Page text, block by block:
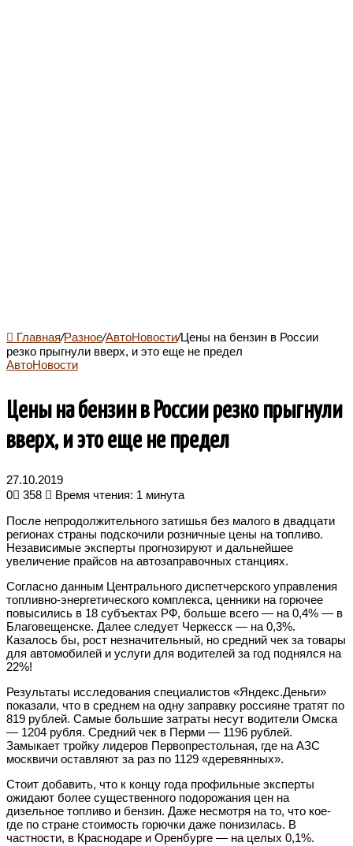
Главная/Разное/АвтоНовости/Цены на бензин в России
резко прыгнули вверх, и это еще не предел
АвтоНовости
Цены на бензин в России резко прыгнули
вверх, и это еще не предел
27.10.2019
0
358
Время чтения: 1 минута
После непродолжительного затишья без малого в двадцати
регионах страны подскочили розничные цены на топливо.
Независимые эксперты прогнозируют и дальнейшее
увеличение прайсов на автозаправочных станциях.
Согласно данным Центрального диспетчерского управления
топливно-энергетического комплекса, ценники на горючее
повысились в 18 субъектах РФ, больше всего — на 0,4% — в
Благовещенске. Далее следует Черкесск — на 0,3%.
Казалось бы, рост незначительный, но средний чек за товары
для автомобилей и услуги для водителей за год поднялся на
22%!
Результаты исследования специалистов «Яндекс.Деньги»
показали, что в среднем на одну заправку россияне тратят по
819 рублей. Самые большие затраты несут водители Омска
— 1204 рубля. Средний чек в Перми — 1196 рублей.
Замыкает тройку лидеров Первопрестольная, где на АЗС
москвичи оставляют за раз по 1129 «деревянных».
Стоит добавить, что к концу года профильные эксперты
ожидают более существенного подорожания цен на
дизельное топливо и бензин. Даже несмотря на то, что кое-
где по стране стоимость горючки даже понизилась. В
частности, в Краснодаре и Оренбурге — на целых 0,1%.